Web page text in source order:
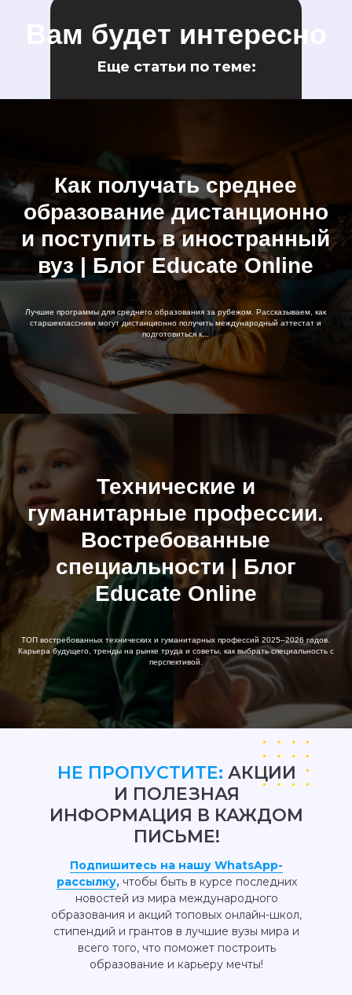
Вам будет интересно
Еще статьи по теме:
Как получать среднее
образование дистанционно
и поступить в иностранный
вуз | Блог Educate Online
Лучшие программы для среднего образования за рубежом. Рассказываем, как
старшеклассники могут дистанционно получить международный аттестат и
подготовиться к...
Технические и
гуманитарные профессии.
Востребованные
специальности | Блог
Educate Online
ТОП востребованных технических и гуманитарных профессий 2025–2026 годов.
Карьера будущего, тренды на рынке труда и советы, как выбрать специальность с
перспективой.
Подпишитесь на нашу WhatsApp-
рассылку, чтобы быть в курсе последних
новостей из мира международного
образования и акций топовых онлайн-школ,
стипендий и грантов в лучшие вузы мира и
всего того, что поможет построить
образование и карьеру мечты!
НЕ ПРОПУСТИТЕ: АКЦИИ
И ПОЛЕЗНАЯ
ИНФОРМАЦИЯ В КАЖДОМ
ПИСЬМЕ!